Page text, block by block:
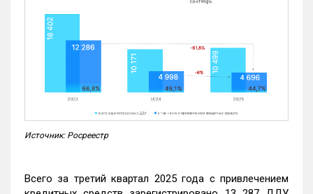
Источник: Росреестр
Всего за третий квартал 2025 года с привлечением